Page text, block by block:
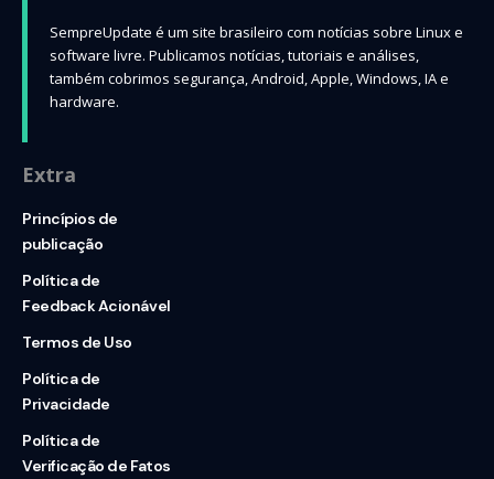
SempreUpdate é um site brasileiro com notícias sobre Linux e
software livre. Publicamos notícias, tutoriais e análises,
também cobrimos segurança, Android, Apple, Windows, IA e
hardware.
Extra
Princípios de
publicação
Política de
Feedback Acionável
Termos de Uso
Política de
Privacidade
Política de
Verificação de Fatos